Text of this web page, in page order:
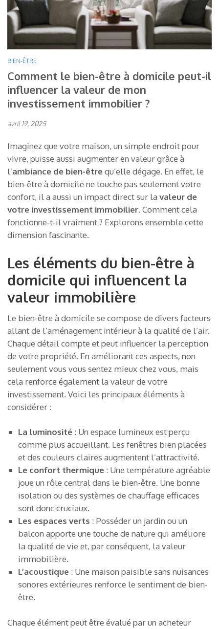
BIEN-ÊTRE
Comment le bien-être à domicile peut-il
influencer la valeur de mon
investissement immobilier ?
avril 19, 2025
Imaginez que votre maison, un simple endroit pour
vivre, puisse aussi augmenter en valeur grâce à
l’ambiance de bien-êtrequ’elle dégage. En effet, le
bien-être à domicile ne touche pas seulement votre
confort, il a aussi un impact direct sur la valeur de
votre investissement immobilier. Comment cela
fonctionne-t-il vraiment ? Explorons ensemble cette
dimension fascinante.
Les éléments du bien-être à
domicile qui influencent la
valeur immobilière
Le bien-être à domicile se compose de divers facteurs
allant de l’aménagement intérieur à la qualité de l’air.
Chaque détail compte et peut influencer la perception
de votre propriété. En améliorant ces aspects, non
seulement vous vous sentez mieux chez vous, mais
cela renforce également la valeur de votre
investissement. Voici les principaux éléments à
considérer :
La luminosité : Un espace lumineux est perçu
comme plus accueillant. Les fenêtres bien placées
et des couleurs claires augmentent l’attractivité.
Le confort thermique : Une température agréable
joue un rôle central dans le bien-être. Une bonne
isolation ou des systèmes de chauffage efficaces
sont donc cruciaux.
Les espaces verts : Posséder un jardin ou un
balcon apporte une touche de nature qui améliore
la qualité de vie et, par conséquent, la valeur
immobilière.
L’acoustique : Une maison paisible sans nuisances
sonores extérieures renforce le sentiment de bien-
être.
Chaque élément peut être évalué par un acheteur